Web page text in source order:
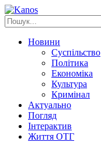
Новини
Суспільство
Політика
Економіка
Культура
Кримінал
Актуально
Погляд
Інтерактив
Життя ОТГ